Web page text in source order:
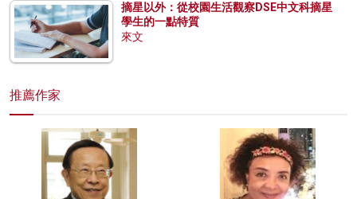
摘星以外：從校園生活觀察DSE中文科摘星
學生的一點特質
來文
推薦作家